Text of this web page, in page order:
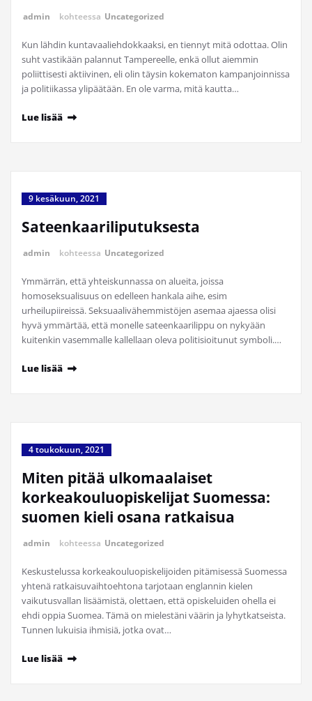
admin kohteessa Uncategorized
Kun lähdin kuntavaaliehdokkaaksi, en tiennyt mitä odottaa. Olin
suht vastikään palannut Tampereelle, enkä ollut aiemmin
poliittisesti aktiivinen, eli olin täysin kokematon kampanjoinnissa
ja politiikassa ylipäätään. En ole varma, mitä kautta…
Lue lisää
9 kesäkuun, 2021
Sateenkaariliputuksesta
admin kohteessa Uncategorized
Ymmärrän, että yhteiskunnassa on alueita, joissa
homoseksualisuus on edelleen hankala aihe, esim
urheilupiireissä. Seksuaalivähemmistöjen asemaa ajaessa olisi
hyvä ymmärtää, että monelle sateenkaarilippu on nykyään
kuitenkin vasemmalle kallellaan oleva politisioitunut symboli.…
Lue lisää
4 toukokuun, 2021
Miten pitää ulkomaalaiset
korkeakouluopiskelijat Suomessa:
suomen kieli osana ratkaisua
admin kohteessa Uncategorized
Keskustelussa korkeakouluopiskelijoiden pitämisessä Suomessa
yhtenä ratkaisuvaihtoehtona tarjotaan englannin kielen
vaikutusvallan lisäämistä, olettaen, että opiskeluiden ohella ei
ehdi oppia Suomea. Tämä on mielestäni väärin ja lyhytkatseista.
Tunnen lukuisia ihmisiä, jotka ovat…
Lue lisää